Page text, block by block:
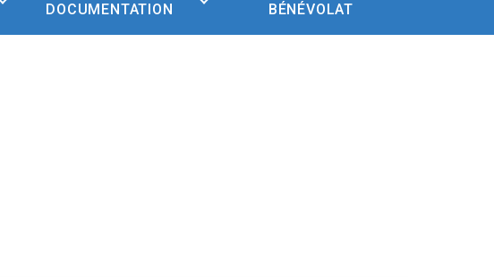
DOCUMENTATION
BÉNÉVOLAT